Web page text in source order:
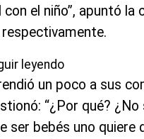
el niño”, apuntó
respectivamente.
leyendo
un poco a sus
“¿Por qué? ¿No
ser bebés uno quiere